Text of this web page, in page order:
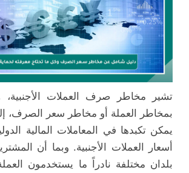
تشير مخاطر صرف العملات الأجنبية،
بمخاطر العملة أو مخاطر سعر الصرف،
يمكن تكبدها في المعاملات المالية
أسعار العملات الأجنبية. وبما أن
بلدان مختلفة نادراً ما يستخدمون